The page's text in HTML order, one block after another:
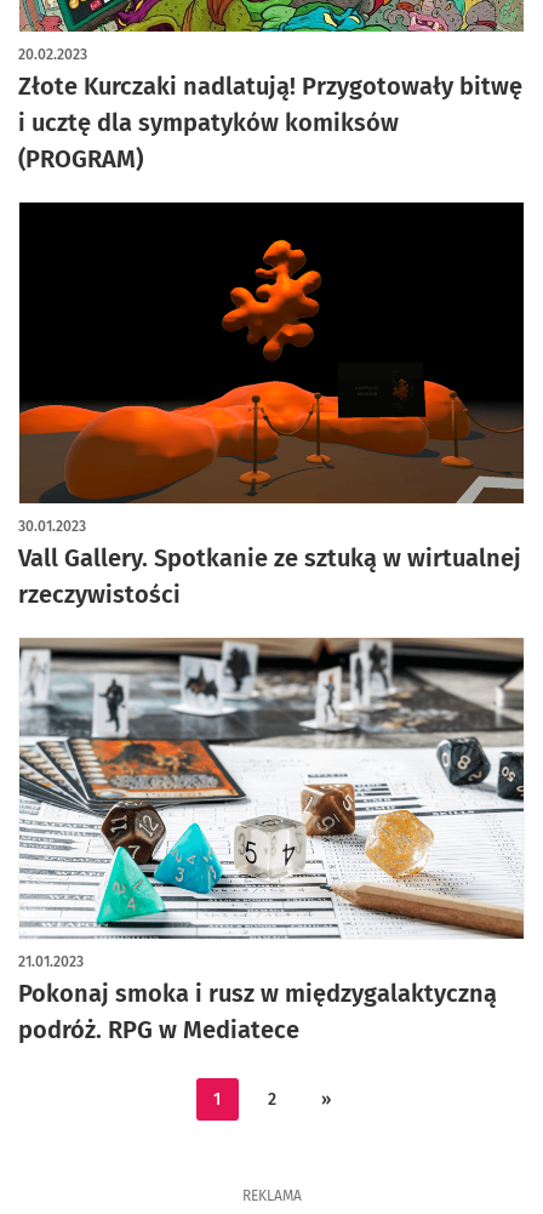
Złote Kurczaki nadlatują! Przygotowały bitwę
i ucztę dla sympatyków komiksów
(PROGRAM)
20.02.2023
artykuł z galerią zdjęć
Vall Gallery. Spotkanie ze sztuką w wirtualnej
rzeczywistości
30.01.2023
Pokonaj smoka i rusz w międzygalaktyczną
podróż. RPG w Mediatece
21.01.2023
1 2 »
REKLAMA